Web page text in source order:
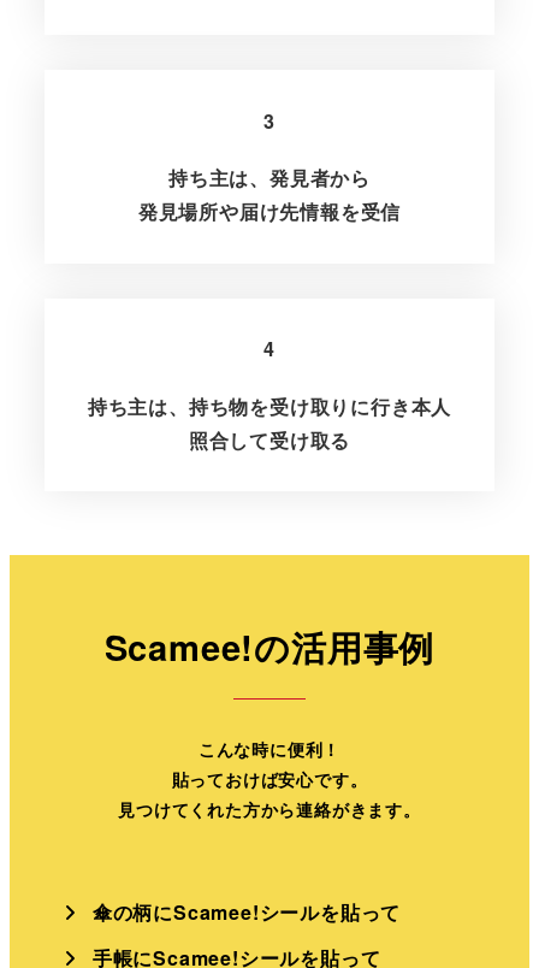
3
持ち主は、発見者から
発見場所や届け先情報を受信
4
持ち主は、持ち物を受け取りに行き本人
照合して受け取る
Scamee!の活用事例
こんな時に便利！
貼っておけば安心です。
見つけてくれた方から連絡がきます。
傘の柄にScamee!シールを貼って
手帳にScamee!シールを貼って